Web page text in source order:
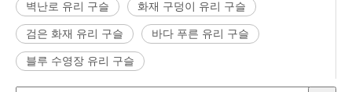
벽난로 유리 구슬 화재 구덩이 유리 구슬
검은 화재 유리 구슬 바다 푸른 유리 구슬
블루 수영장 유리 구슬